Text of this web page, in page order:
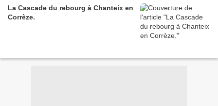
La Cascade du rebourg à Chanteix en
Corrèze.